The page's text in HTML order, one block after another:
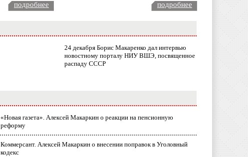
подробнее подробнее
24 декабря Борис Макаренко дал интервью
новостному порталу НИУ ВШЭ, посвященное
распаду СССР
«Новая газета». Алексей Макаркин о реакции на пенсионную
реформу
Коммерсант. Алексей Макаркин о внесении поправок в Уголовный
кодекс